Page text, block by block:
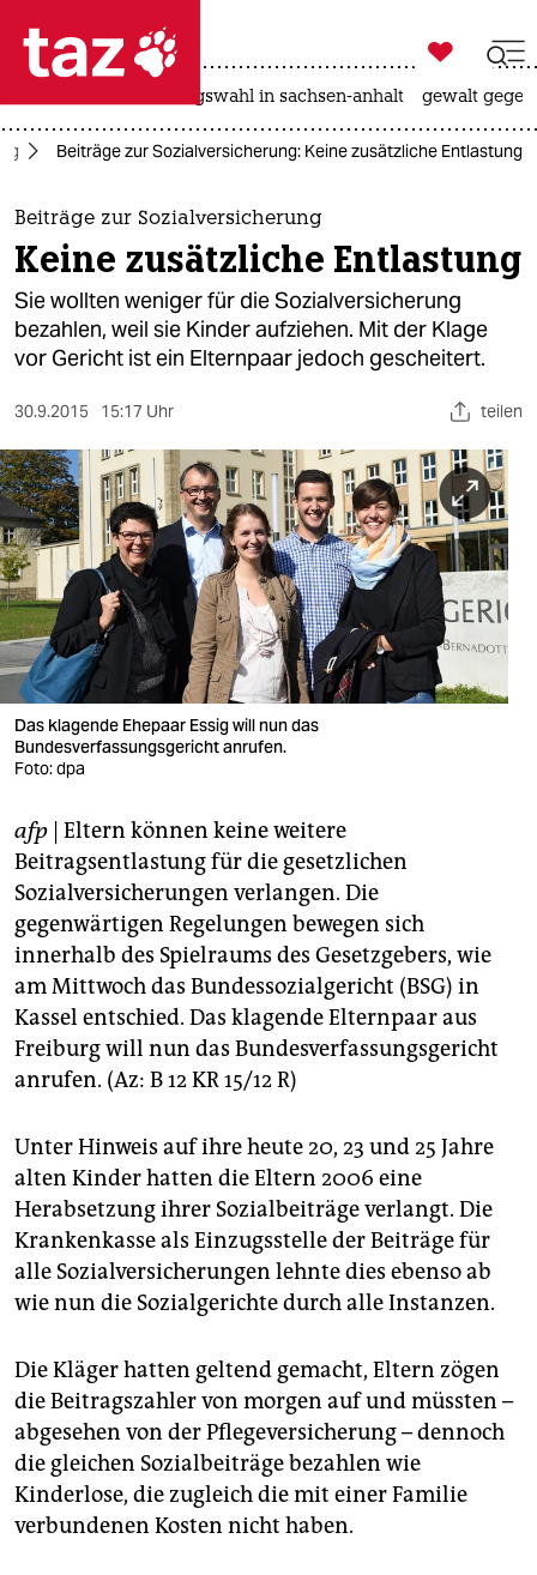
 taz zahl ich
taz zahl ich
themen
politik
öko
sport
berlin
nord
wahrheit
verlag
verlag
shop
fragen & hilfe
unterstützen
abo
genossenschaft
epaper login

taz zahl ich
landtagswahl in sachsen-anhalt gewalt
Beiträge zur Sozialversicherung: Keine zusätzliche Entlastung
Beiträge zur Sozialversicherung
Keine zusätzliche Entlastung
Sie wollten weniger für die Sozialversicherung
bezahlen, weil sie Kinder aufziehen. Mit der Klage
vor Gericht ist ein Elternpaar jedoch gescheitert.
30.9.2015 15:17 Uhr teilen
Das klagende Ehepaar Essig will nun das
Bundesverfassungsgericht anrufen.
Foto: dpa
afp | Eltern können keine weitere
Beitragsentlastung für die gesetzlichen
Sozialversicherungen verlangen. Die
gegenwärtigen Regelungen bewegen sich
innerhalb des Spielraums des Gesetzgebers, wie
am Mittwoch das Bundessozialgericht (BSG) in
Kassel entschied. Das klagende Elternpaar aus
Freiburg will nun das Bundesverfassungsgericht
anrufen. (Az: B 12 KR 15/12 R)
Unter Hinweis auf ihre heute 20, 23 und 25 Jahre
alten Kinder hatten die Eltern 2006 eine
Herabsetzung ihrer Sozialbeiträge verlangt. Die
Krankenkasse als Einzugsstelle der Beiträge für
alle Sozialversicherungen lehnte dies ebenso ab
wie nun die Sozialgerichte durch alle Instanzen.
Die Kläger hatten geltend gemacht, Eltern zögen
die Beitragszahler von morgen auf und müssten –
abgesehen von der Pflegeversicherung – dennoch
die gleichen Sozialbeiträge bezahlen wie
Kinderlose, die zugleich die mit einer Familie
verbundenen Kosten nicht haben.